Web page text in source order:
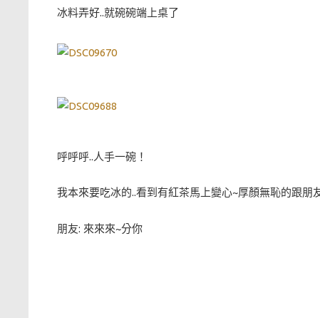
冰料弄好..就碗碗端上桌了
呼呼呼..人手一碗！
我本來要吃冰的..看到有紅茶馬上變心~厚顏無恥的跟
朋友: 來來來~分你